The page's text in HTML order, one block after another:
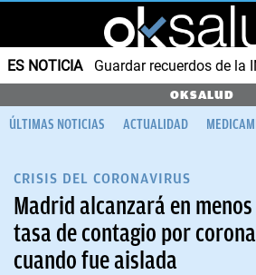
ES NOTICIA Guardar recuerdos de la
OKSALUD
ÚLTIMAS NOTICIAS ACTUALIDAD
CRISIS DEL CORONAVIRUS
Madrid alcanzará en
tasa de contagio por
cuando fue aislada